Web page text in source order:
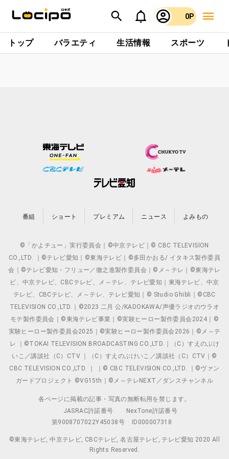
0P
トップ バラエティ 生活情報 スポーツ
番組 ショート プレミアム ニュース よみもの
©「かよチュー」実行委員会｜©中京テレビ｜© CBC TELEVISION
CO.,LTD. ｜©テレビ愛知｜©東海テレビ｜©多田かおる/ イタキス製作委員
会｜©テレビ愛知・フリュー／徹之進製作委員会｜©メ～テレ｜©東海テレ
ビ、中京テレビ、CBCテレビ、メ～テレ、テレビ愛知｜東海テレビ、中京
テレビ、CBCテレビ、メ～テレ、テレビ愛知｜© Studio Ghibli｜©CBC
TELEVISION CO.,LTD.｜©2023 二月 公/KADOKAWA/声優ラジオのウラオ
モテ製作委員会｜©東海テレビ事業｜©実験ヒーロー製作委員会2024｜©
実験ヒーロー製作委員会2025｜©実験ヒーロー製作委員会2026｜©メ～テ
レ ｜©TOKAI TELEVISION BROADCASTING CO.,LTD.｜（C）すえのぶけ
いこ／講談社（C）CTV ｜（C）すえのぶけいこ／講談社（C）CTV｜©
CBC TELEVISION CO.,LTD. ｜ ｜© CBC TELEVISION CO.,LTD. ｜©ヴァン
ガードプロジェクト ©VG15th｜©メ～テレNEXT／ダンスチャンネル
各ページに掲載の記事・写真の無断転用を禁じます。
JASRAC許諾番号
NexTone許諾番号
第9008707022Y45038号
ID000007318
©東海テレビ, 中京テレビ, CBCテレビ, 名古屋テレビ, テレビ愛知 2020 All
Rights Reserved.